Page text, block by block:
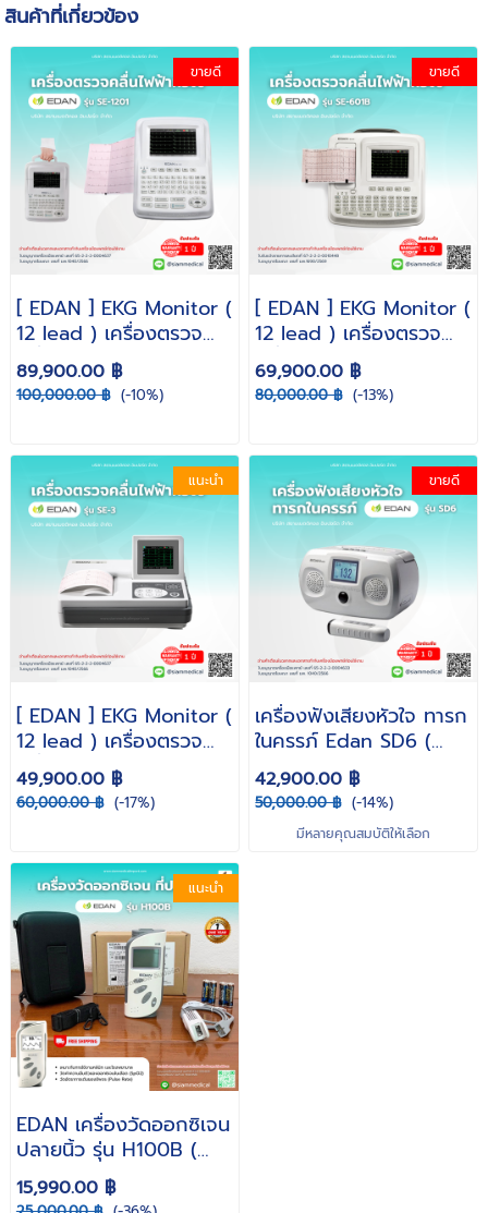
สินค้าที่เกี่ยวข้อง
ขายดี
[ EDAN ] EKG Monitor (
12 lead ) เครื่องตรวจ
คลื่นไฟฟ้าหัวใจ รุ่น SE-
1201 ( รับประกัน 1 ปี )
89,900.00 ฿
100,000.00 ฿ (-10%)
ขายดี
[ EDAN ] EKG Monitor (
12 lead ) เครื่องตรวจ
คลื่นไฟฟ้าหัวใจ รุ่น SE-
601B ( รับประกัน 1 ปี )
69,900.00 ฿
80,000.00 ฿ (-13%)
แนะนำ
[ EDAN ] EKG Monitor (
12 lead ) เครื่องตรวจ
คลื่นไฟฟ้าหัวใจ รุ่น SE-3 (
รับประกัน 1 ปี )
49,900.00 ฿
60,000.00 ฿ (-17%)
ขายดี
เครื่องฟังเสียงหัวใจ ทารก
ในครรภ์ Edan SD6 (
Ultrasonic Doppler
Wireless ฟังเสียงหัวใจ
ทารก ท้อง บลูทูธ ขาตั้ง
MT-503 ) รับประกัน 1 ปี
42,900.00 ฿
50,000.00 ฿ (-14%)
มีหลายคุณสมบัติให้เลือก
แนะนำ
EDAN เครื่องวัดออกซิเจน
ปลายนิ้ว รุ่น H100B (
พร้อมสาย SpO2 ผู้ใหญ่
Pulse Oximeter พกพา
15,990.00 ฿